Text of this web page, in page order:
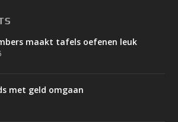
maakt tafels oefenen leuk
met geld omgaan